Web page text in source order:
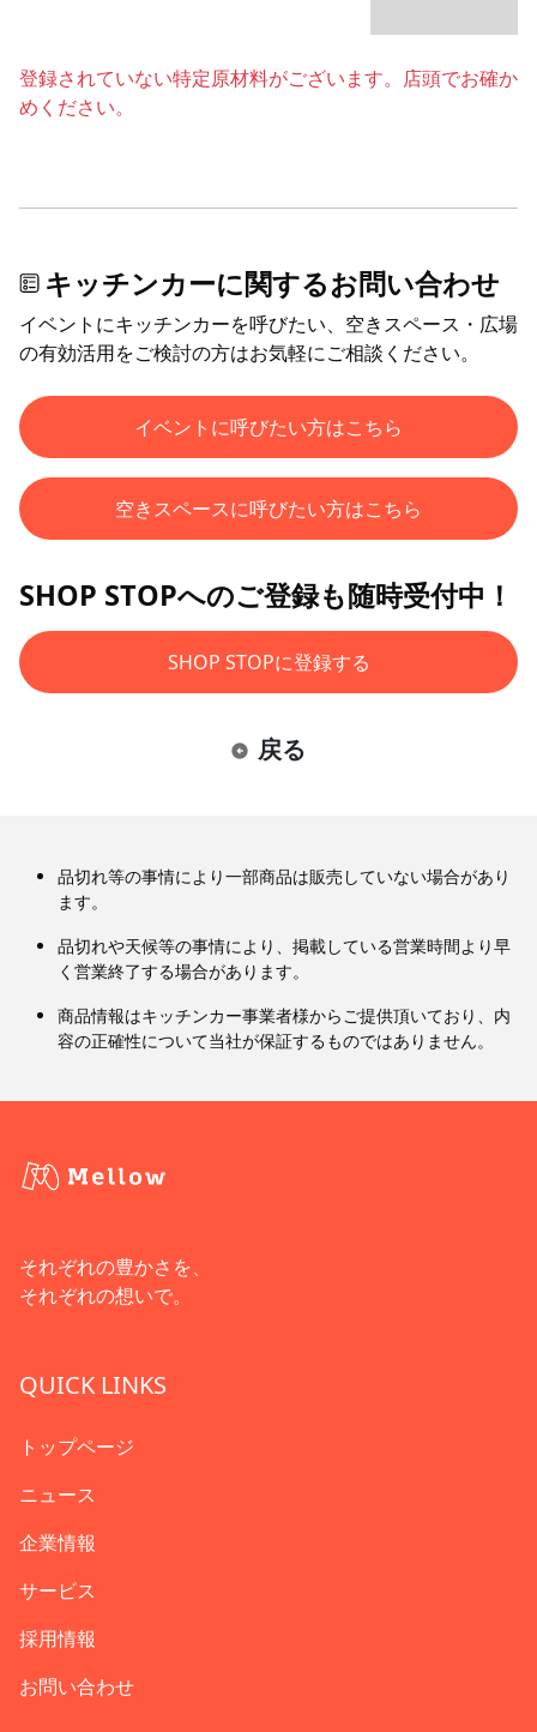
登録されていない特定原材料がございます。店頭でお確か
めください。
キッチンカーに関するお問い合わせ
イベントにキッチンカーを呼びたい、空きスペース・広場
の有効活用をご検討の方はお気軽にご相談ください。
イベントに呼びたい方はこちら
空きスペースに呼びたい方はこちら
SHOP STOPへのご登録も随時受付中！
SHOP STOPに登録する
戻る
品切れ等の事情により一部商品は販売していない場合があり
ます。
品切れや天候等の事情により、掲載している営業時間より早
く営業終了する場合があります。
商品情報はキッチンカー事業者様からご提供頂いており、内
容の正確性について当社が保証するものではありません。
それぞれの豊かさを、
それぞれの想いで。
QUICK LINKS
トップページ
ニュース
企業情報
サービス
採用情報
お問い合わせ